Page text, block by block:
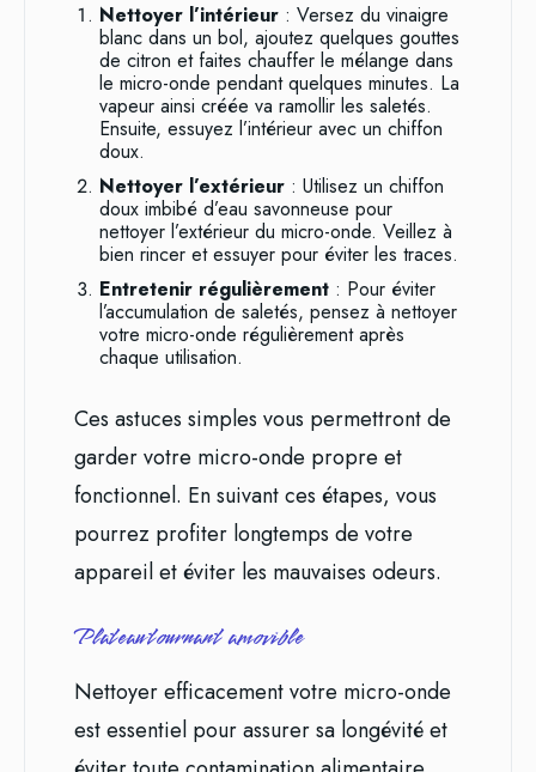
Nettoyer l’intérieur: Versez du vinaigre
blanc dans un bol, ajoutez quelques gouttes
de citron et faites chauffer le mélange dans
le micro-onde pendant quelques minutes. La
vapeur ainsi créée va ramollir les saletés.
Ensuite, essuyez l’intérieur avec un chiffon
doux.
Nettoyer l’extérieur: Utilisez un chiffon
doux imbibé d’eau savonneuse pour
nettoyer l’extérieur du micro-onde. Veillez à
bien rincer et essuyer pour éviter les traces.
Entretenir régulièrement: Pour éviter
l’accumulation de saletés, pensez à nettoyer
votre micro-onde régulièrement après
chaque utilisation.
Ces astuces simples vous permettront de
garder votre micro-onde propre et
fonctionnel. En suivant ces étapes, vous
pourrez profiter longtemps de votre
appareil et éviter les mauvaises odeurs.
Plateau tournant amovible
Nettoyer efficacement votre micro-onde
est essentiel pour assurer sa longévité et